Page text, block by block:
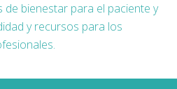
de bienestar para el paciente y
y recursos para los